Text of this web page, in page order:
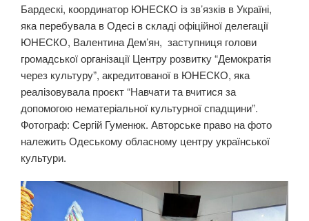
Бардескі, координатор ЮНЕСКО із зв’язків в Україні,
яка перебувала в Одесі в складі офіційної делегації
ЮНЕСКО, Валентина Дем’ян, заступниця голови
громадської організації Центру розвитку “Демократія
через культуру”, акредитованої в ЮНЕСКО, яка
реалізовувала проєкт “Навчати та вчитися за
допомогою нематеріальної культурної спадщини”.
Фотограф: Сергій Гуменюк. Авторське право на фото
належить Одеському обласному центру української
культури.